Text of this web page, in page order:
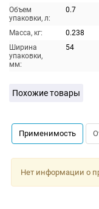
Объем
упаковки, л:
0.7
Масса, кг:
0.238
Ширина
упаковки,
мм:
54
Похожие товары
Применимость
Нет информации о